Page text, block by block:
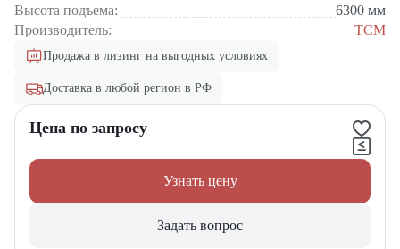
Высота подъема:
6300 мм
Производитель:
TCM
Продажа в лизинг на выгодных условиях
Доставка в любой регион в РФ
Цена по запросу
Узнать цену
Задать вопрос